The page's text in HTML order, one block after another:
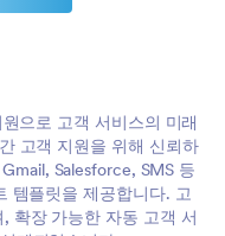
으로 고객 서비스의 미래
고객 지원을 위해 신뢰하
Salesforce, SMS 등
템플릿을 제공합니다. 고
확장 가능한 자동 고객 서